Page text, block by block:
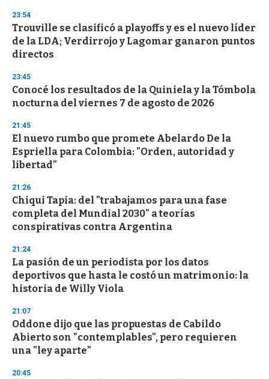
d
s
o
f
3
s
e
c
o
d
s
23:54
Trouville se clasificó a playoffs y es el nuevo líder
de la LDA; Verdirrojo y Lagomar ganaron puntos
directos
23:45
Conocé los resultados de la Quiniela y la Tómbola
nocturna del viernes 7 de agosto de 2026
21:45
El nuevo rumbo que promete Abelardo De la
Espriella para Colombia: "Orden, autoridad y
libertad"
21:26
Chiqui Tapia: del "trabajamos para una fase
completa del Mundial 2030" a teorías
conspirativas contra Argentina
21:24
La pasión de un periodista por los datos
deportivos que hasta le costó un matrimonio: la
historia de Willy Viola
21:07
Oddone dijo que las propuestas de Cabildo
Abierto son "contemplables", pero requieren
una "ley aparte"
20:45